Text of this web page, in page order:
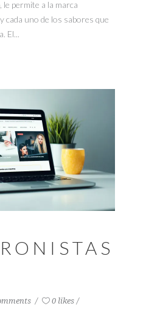
le permite a la marca
cada uno de los sabores que
El...
0 likes